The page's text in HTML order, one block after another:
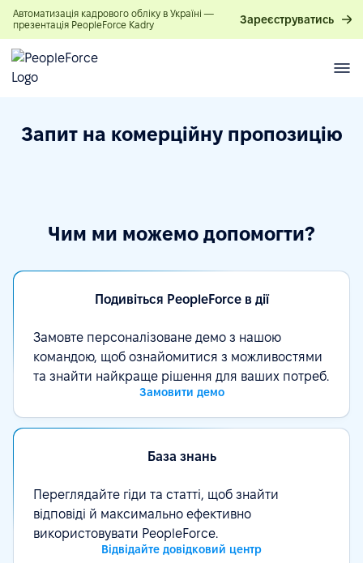
Автоматизація кадрового обліку в Україні —
презентація PeopleForce Kadry
Зареєструватись
Запит на комерційну пропозицію
Чим ми можемо допомогти?
Подивіться PeopleForce в дії
Замовте персоналізоване демо з нашою
командою, щоб ознайомитися з можливостями
та знайти найкраще рішення для ваших потреб.
Замовити демо
База знань
Переглядайте гіди та статті, щоб знайти
відповіді й максимально ефективно
використовувати PeopleForce.
Відвідайте довідковий центр